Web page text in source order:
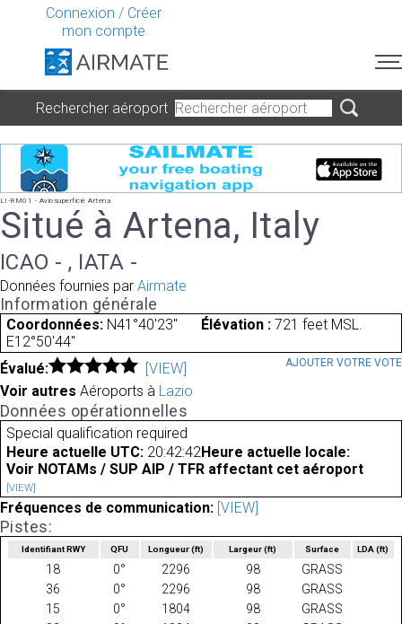
Connexion / Créer
mon compte
Rechercher aéroport
LI-RM01 - Aviosuperficie Artena
Situé à Artena, Italy
ICAO - , IATA -
Données fournies par Airmate
Information générale
Coordonnées: N41°40'23"
E12°50'44"
Élévation : 721 feet MSL.
Évalué: [VIEW] AJOUTER VOTRE VOTE
Voir autres Aéroports à Lazio
Données opérationnelles
Special qualification required
Heure actuelle UTC: 20:42:42Heure actuelle locale:
Voir NOTAMs / SUP AIP / TFR affectant cet aéroport
[VIEW]
Fréquences de communication: [VIEW]
Pistes:
Identifiant RWY QFU Longueur(ft) Largeur(ft) Surface LDA(ft)
18 0° 2296 98
GRASS
36
0° 2296 98
GRASS
15
0° 1804 98
GRASS